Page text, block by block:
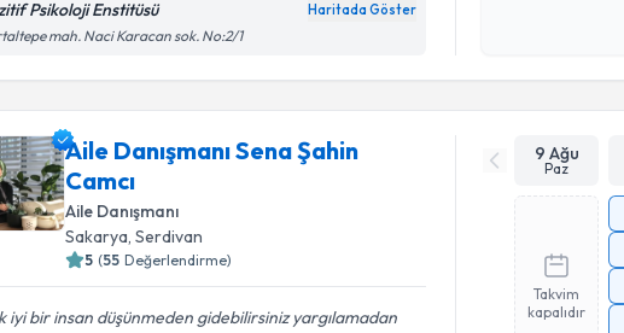
Psikoloji Enstitüsü Haritada Göster
mah. Naci Karacan sok. No:2/1
Aile Danışmanı Sena Şahin
Camcı
Aile Danışmanı
Sakarya , Serdivan
5 (55 Değerlendirme)
iyi bir insan düşünmeden gidebilirsiniz yargılamadan
9 Ağu
Paz
Takvim
kapalıdır